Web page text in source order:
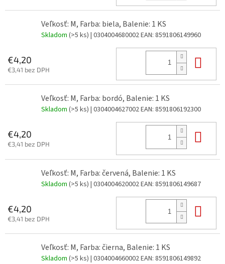
Veľkosť: M, Farba: biela, Balenie: 1 KS
Skladom (>5 ks) | 0304004680002EAN: 8591806149960
€4,20
€3,41 bez DPH
Veľkosť: M, Farba: bordó, Balenie: 1 KS
Skladom (>5 ks) | 0304004627002EAN: 8591806192300
€4,20
€3,41 bez DPH
Veľkosť: M, Farba: červená, Balenie: 1 KS
Skladom (>5 ks) | 0304004620002EAN: 8591806149687
€4,20
€3,41 bez DPH
Veľkosť: M, Farba: čierna, Balenie: 1 KS
Skladom (>5 ks) | 0304004660002EAN: 8591806149892